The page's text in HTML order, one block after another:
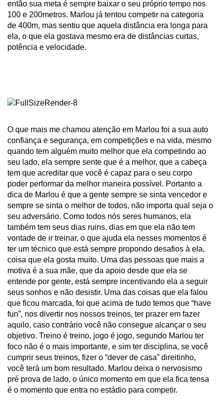
então sua meta é sempre baixar o seu próprio tempo nos
100 e 200metros. Marlou já tentou competir na categoria
de 400m, mas sentiu que aquela distância era longa para
ela, o que ela gostava mesmo era de distâncias curtas,
potência e velocidade.
O que mais me chamou atenção em Marlou foi a sua auto
confiança e segurança, em competições e na vida, mesmo
quando tem alguém muito melhor que ela competindo ao
seu lado, ela sempre sente que é a melhor, que a cabeça
tem que acreditar que você é capaz para o seu corpo
poder performar da melhor maneira possível. Portanto a
dica de Marlou é que a gente sempre se sinta vencedor e
sempre se sinta o melhor de todos, não importa qual seja o
seu adversário. Como todos nós seres humanos, ela
também tem seus dias ruins, dias em que ela não tem
vontade de ir treinar, o que ajuda ela nesses momentos é
ter um técnico que está sempre propondo desafios à ela,
coisa que ela gosta muito. Uma das pessoas que mais a
motiva é a sua mãe, que da apoio desde que ela se
entende por gente, está sempre incentivando ela a seguir
seus sonhos e não desistir. Uma das coisas que ela falou
que ficou marcada, foi que acima de tudo temos que “have
fun”, nos divertir nos nossos treinos, ter prazer em fazer
aquilo, caso contrário você não consegue alcançar o seu
objetivo. Treino é treino, jogo é jogo, segundo Marlou ter
foco não é o mais importante, e sim ter disciplina, se você
cumprir seus treinos, fizer o “dever de casa” direitinho,
você terá um bom resultado. Marlou deixa o nervosismo
pré prova de lado, o único momento em que ela fica tensa
é o momento que entra no estádio para competir.